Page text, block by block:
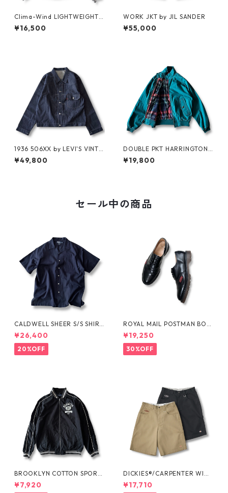
Clima-Wind LIGHTWEIGHT J
KT by SALOMON
¥16,500
WORK JKT by JIL SANDER
¥55,000
1936 506XX by LEVI'S VINTA
GE GLOTHING NO-WASH
¥49,800
DOUBLE PKT HARRINGTON J
KT by LANDS'END
¥19,800
セール中の商品
CALDWELL SHEER S/S SHIRT
by Polo Ralph Lauren
¥26,400
20%OFF
ROYAL MAIL POSTMAN BOO
TS by Dr.MARTENS
¥19,250
30%OFF
BROOKLYN COTTON SPORT
JKT by Polo Ralph Lauren
¥7,920
DICKIES®/CARPENTER WIDE
SHORTS -SEDAN ALL-PURPO
SE-
¥17,710